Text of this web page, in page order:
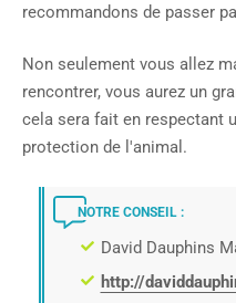
recommandons de passer
Non seulement vous allez
rencontrer, vous aurez un
cela sera fait en respectant
protection de l'animal.
NOTRE CONSEIL :
David Dauphins
http://